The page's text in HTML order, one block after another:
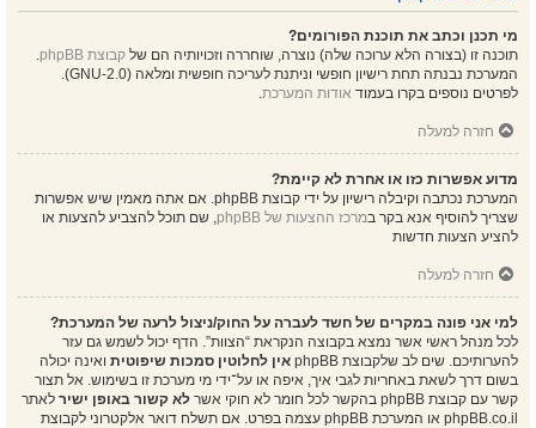
מי תכנן וכתב את תוכנת הפורומים?
תוכנה זו (בצורה הלא ערוכה שלה) נוצרה, שוחררה וזכויותיה הם של קבוצת phpBB
.
המערכת נבנתה תחת רישיון חופשי וניתנת לעריכה חופשית ומלאה (GNU-2.0).
לפרטים נוספים בקרו בעמוד אודות המערכת.
חזרה למעלה
מדוע אפשרות כזו או אחרת לא קיימת?
המערכת נכתבה וקיבלה רישיון על ידי קבוצת phpBB. אם אתה מאמין שיש אפשרות
שצריך להוסיף אנא בקר במרכז ההצעות של phpBB
, שם תוכל להצביע להצעות או
להציע הצעות חדשות
חזרה למעלה
למי אני פונה במקרים של חשד לעברה על החוק/ניצול לרעה של המערכת?
לכל מנהל ראשי אשר נמצא בקבוצה הנקראת “הצוות”. הדף יכול לשמש גם עזר
להערותיכם. שים לב שלקבוצת phpBB
אין לחלוטין סמכות שיפוטית ואינה יכולה
בשום דרך לשאת באחריות לגבי איך, איפה או על־ידי מי מערכת זו בשימוש. אל תצור
קשר עם קבוצת phpBB בהקשר לכל חומר לא חוקי אשר
לא קשור באופן ישיר לאתר
phpBB.co.il או המערכת phpBB עצמה בפרט. אם תשלח דואר אלקטרוני לקבוצת